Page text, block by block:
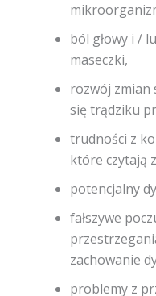
ból głowy i /
maseczki,
rozwój zmian
się trądziku
trudności z
które czytają
potencjalny
fałszywe
zachowanie
problemy z